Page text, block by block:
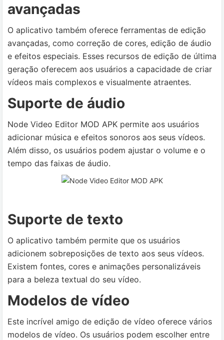
avançadas
O aplicativo também oferece ferramentas de edição
avançadas, como correção de cores, edição de áudio
e efeitos especiais. Esses recursos de edição de última
geração oferecem aos usuários a capacidade de criar
vídeos mais complexos e visualmente atraentes.
Suporte de áudio
Node Video Editor MOD APK permite aos usuários
adicionar música e efeitos sonoros aos seus vídeos.
Além disso, os usuários podem ajustar o volume e o
tempo das faixas de áudio.
Suporte de texto
O aplicativo também permite que os usuários
adicionem sobreposições de texto aos seus vídeos.
Existem fontes, cores e animações personalizáveis
para a beleza textual do seu vídeo.
Modelos de vídeo
Este incrível amigo de edição de vídeo oferece vários
modelos de vídeo. Os usuários podem escolher entre